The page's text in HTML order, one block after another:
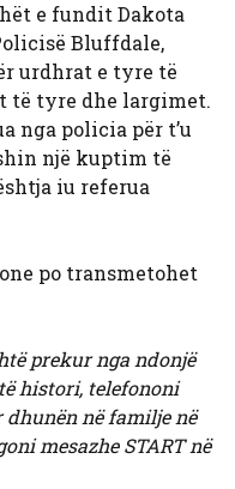
e fundit Dakota
Bluffdale,
urdhrat e tyre të
të tyre dhe largimet.
nga policia për t’u
një kuptim të
iu referua
po transmetohet
prekur nga ndonjë
histori, telefononi
në familje në
mesazhe START në